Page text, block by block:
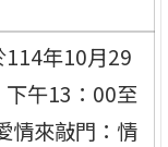
114年10月29
下午13：00至
情來敲門：情